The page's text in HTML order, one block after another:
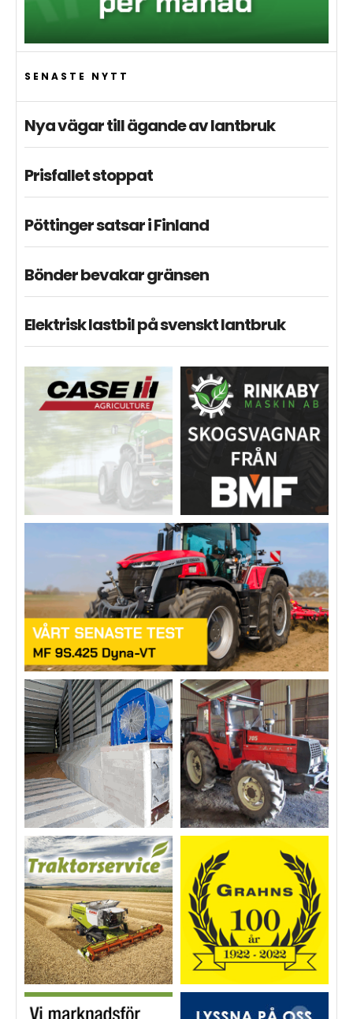
SENASTE NYTT
Nya vägar till ägande av lantbruk
Prisfallet stoppat
Pöttinger satsar i Finland
Bönder bevakar gränsen
Elektrisk lastbil på svenskt lantbruk